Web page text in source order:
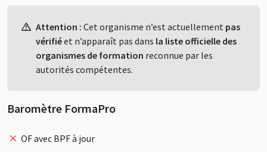
Attention : Cet organisme n’est actuellement pas
vérifiéet n’apparaît pas dans la liste officielle des
organismes de formation reconnue par les
autorités compétentes.
Baromètre FormaPro
OF avec BPF à jour